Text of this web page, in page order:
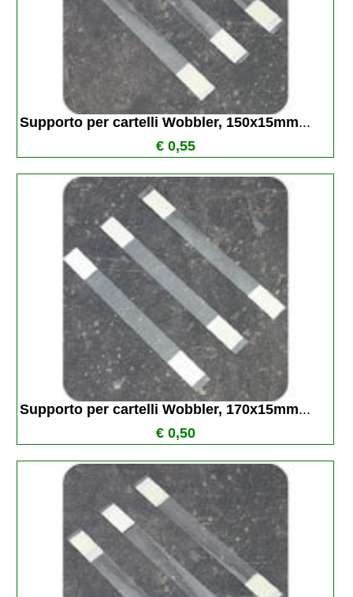
Supporto per cartelli Wobbler, 150x15mm...
€ 0,55
Supporto per cartelli Wobbler, 170x15mm...
€ 0,50